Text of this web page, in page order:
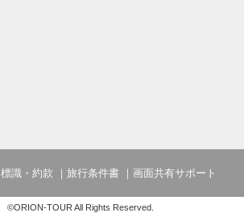
標識・約款 旅行条件書 画面共有サポート
©ORION-TOUR All Rights Reserved.